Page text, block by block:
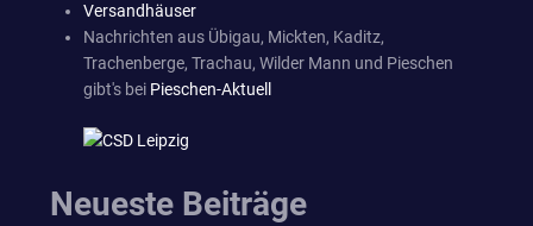
Versandhäuser
Nachrichten aus Übigau, Mickten, Kaditz,
Trachenberge, Trachau, Wilder Mann und Pieschen
gibt's bei Pieschen-Aktuell
Neueste Beiträge